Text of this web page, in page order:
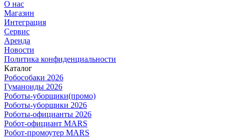
О нас
Магазин
Интеграция
Сервис
Аренда
Новости
Политика конфиденциальности
Каталог
Робособаки 2026
Гуманоиды 2026
Роботы-уборщики(промо)
Роботы-уборщики 2026
Роботы-официанты 2026
Робот-официант MARS
Робот-промоутер MARS